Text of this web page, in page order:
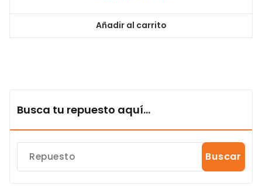
Añadir al carrito
Busca tu repuesto aquí...
Buscar